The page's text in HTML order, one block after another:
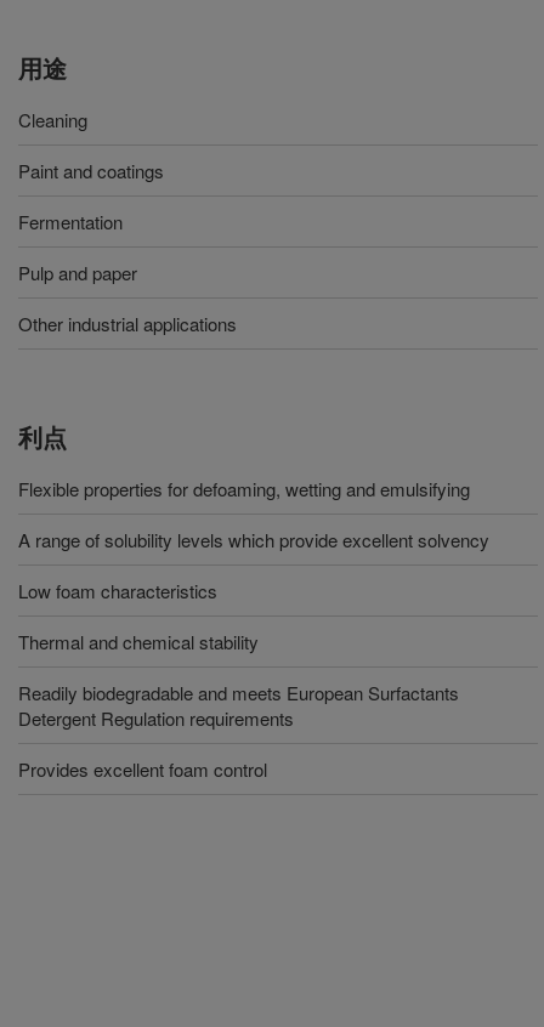
用途
Cleaning
Paint and coatings
Fermentation
Pulp and paper
Other industrial applications
利点
Flexible properties for defoaming, wetting and emulsifying
A range of solubility levels which provide excellent solvency
Low foam characteristics
Thermal and chemical stability
Readily biodegradable and meets European Surfactants
Detergent Regulation requirements
Provides excellent foam control